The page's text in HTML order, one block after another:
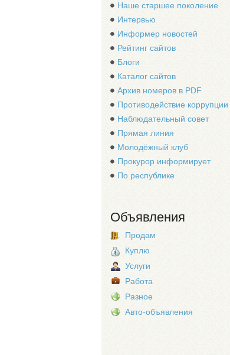
Наше старшее поколение
Интервью
Информер новостей
Рейтинг сайтов
Блоги
Каталог сайтов
Архив номеров в PDF
Противодействие коррупции
Наблюдательный совет
Прямая линия
Молодёжный клуб
Прокурор информирует
По республике
Объявления
Продам
Куплю
Услуги
Работа
Разное
Авто-объявления